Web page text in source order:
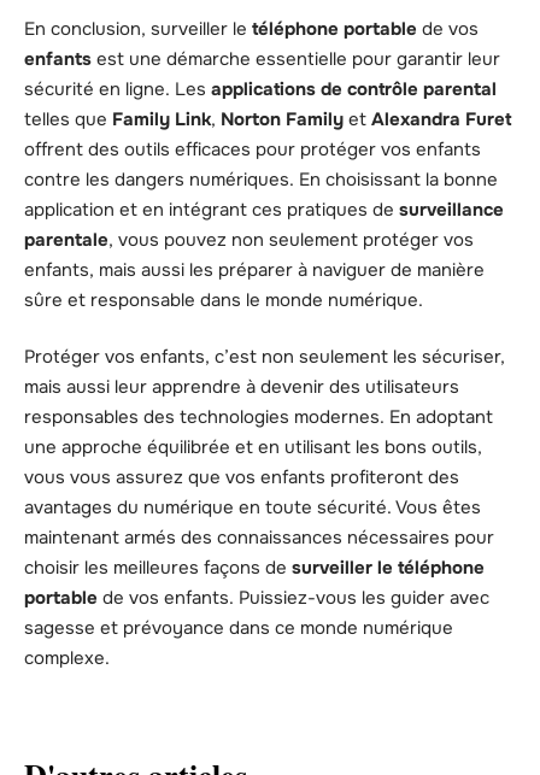
En conclusion, surveiller le téléphone portable de vos
enfants est une démarche essentielle pour garantir leur
sécurité en ligne. Les applications de contrôle parental
telles que Family Link, Norton Family et Alexandra Furet
offrent des outils efficaces pour protéger vos enfants
contre les dangers numériques. En choisissant la bonne
application et en intégrant ces pratiques de surveillance
parentale, vous pouvez non seulement protéger vos
enfants, mais aussi les préparer à naviguer de manière
sûre et responsable dans le monde numérique.
Protéger vos enfants, c’est non seulement les sécuriser,
mais aussi leur apprendre à devenir des utilisateurs
responsables des technologies modernes. En adoptant
une approche équilibrée et en utilisant les bons outils,
vous vous assurez que vos enfants profiteront des
avantages du numérique en toute sécurité. Vous êtes
maintenant armés des connaissances nécessaires pour
choisir les meilleures façons de surveiller le téléphone
portable de vos enfants. Puissiez-vous les guider avec
sagesse et prévoyance dans ce monde numérique
complexe.